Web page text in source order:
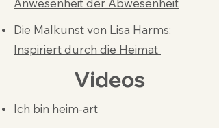
Anwesenheit der Abwesenheit
Die Malkunst von Lisa Harms:
Inspiriert durch die Heimat
Videos
Ich bin heim-art